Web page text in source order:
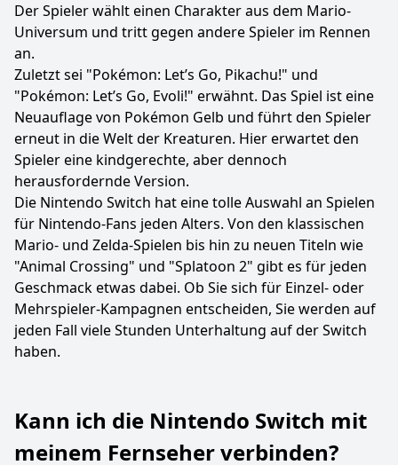
Der Spieler wählt einen Charakter aus dem Mario-
Universum und tritt gegen andere Spieler im Rennen
an.
Zuletzt sei "Pokémon: Let’s Go, Pikachu!" und
"Pokémon: Let’s Go, Evoli!" erwähnt. Das Spiel ist eine
Neuauflage von Pokémon Gelb und führt den Spieler
erneut in die Welt der Kreaturen. Hier erwartet den
Spieler eine kindgerechte, aber dennoch
herausfordernde Version.
Die Nintendo Switch hat eine tolle Auswahl an Spielen
für Nintendo-Fans jeden Alters. Von den klassischen
Mario- und Zelda-Spielen bis hin zu neuen Titeln wie
"Animal Crossing" und "Splatoon 2" gibt es für jeden
Geschmack etwas dabei. Ob Sie sich für Einzel- oder
Mehrspieler-Kampagnen entscheiden, Sie werden auf
jeden Fall viele Stunden Unterhaltung auf der Switch
haben.
Kann ich die Nintendo Switch mit
meinem Fernseher verbinden?